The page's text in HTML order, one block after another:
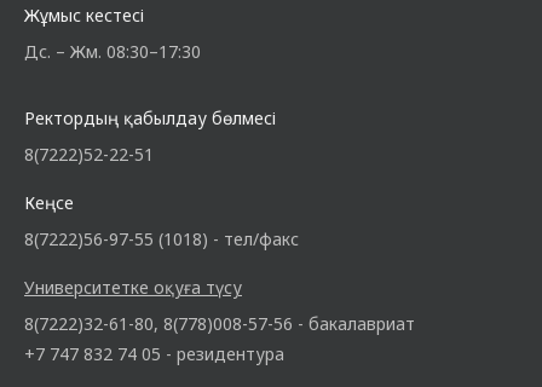
Жұмыс кестесі
Дс. – Жм. 08:30–17:30
Ректордың қабылдау бөлмесі
8(7222)52-22-51
Кеңсе
8(7222)56-97-55 (1018) - тел/факс
Университетке оқуға түсу
8(7222)32-61-80, 8(778)008-57-56 - бакалавриат
+7 747 832 74 05 - резидентура